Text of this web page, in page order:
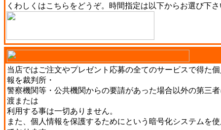
くわしくはこちら をどうぞ。時間指定は以下からお選び下
当店ではご注文やプレゼント応募の全てのサービスで得た
報を裁判所・
警察機関等・公共機関からの要請があった場合以外の第三
渡または
利用する事は一切ありません。
また、個人情報を保護するためにという暗号化システムを